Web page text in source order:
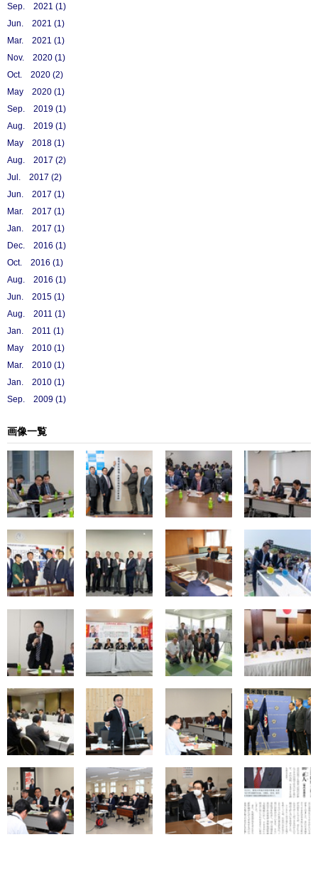
Sep. 2021 (1)
Jun. 2021 (1)
Mar. 2021 (1)
Nov. 2020 (1)
Oct. 2020 (2)
May 2020 (1)
Sep. 2019 (1)
Aug. 2019 (1)
May 2018 (1)
Aug. 2017 (2)
Jul. 2017 (2)
Jun. 2017 (1)
Mar. 2017 (1)
Jan. 2017 (1)
Dec. 2016 (1)
Oct. 2016 (1)
Aug. 2016 (1)
Jun. 2015 (1)
Aug. 2011 (1)
Jan. 2011 (1)
May 2010 (1)
Mar. 2010 (1)
Jan. 2010 (1)
Sep. 2009 (1)
画像一覧